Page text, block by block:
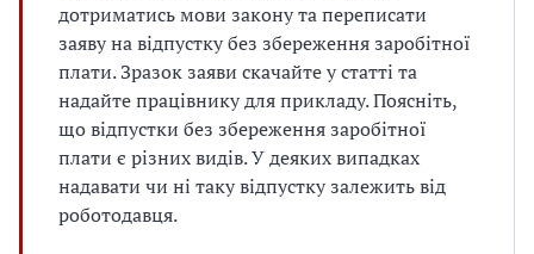
дотриматись мови закону та переписати
заяву на відпустку без збереження заробітної
плати. Зразок заяви скачайте у статті та
надайте працівнику для прикладу. Поясніть,
що відпустки без збереження заробітної
плати є різних видів. У деяких випадках
надавати чи ні таку відпустку залежить від
роботодавця.